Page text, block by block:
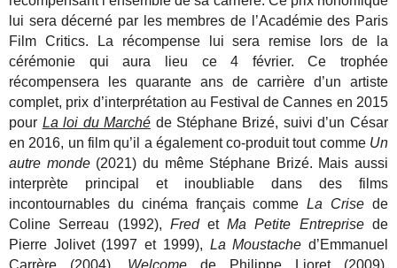
lui sera décerné par les membres de l’Académie des Paris
Film Critics.
La récompense lui sera remise lors de la
cérémonie qui aura
lieu ce 4 février.Ce trophée
récompensera les quarante ans de carrière d’un artiste
complet, prix d’interprétation au Festival de Cannes en 2015
pour La loi du Marché de Stéphane Brizé, suivi d’un César
en 2016, un film qu’il a également co-produit tout comme Un
autre monde(2021) du même Stéphane Brizé. Mais aussi
interprète principal et inoubliable dans des films
incontournables du cinéma français commeLa Crise de
Coline Serreau (1992), FredetMa Petite Entreprisede
Pierre Jolivet (1997 et 1999), La Moustache d’Emmanuel
Carrère (2004), Welcomede Philippe Lioret (2009),